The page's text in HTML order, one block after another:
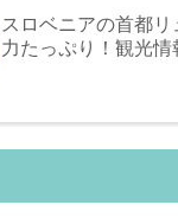
スロベニアの首都
力たっぷり！観光情